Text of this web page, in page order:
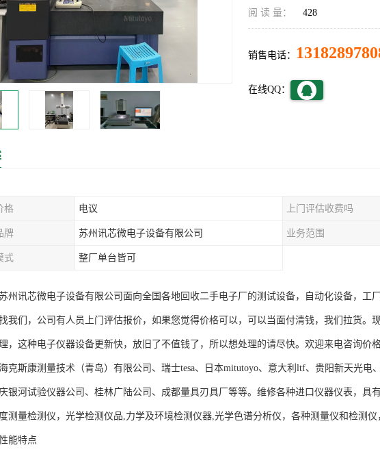
阅 读 量： 428
销售电话：
在线QQ：
格 电议 上门评估收费吗
牌 苏州讯芯微电子设备有限公司 业务范围
式 整厂单台皆可
州讯芯微电子设备有限公司面向全国各地回收二手电子厂的测试设备，自动化设备，工
我们，公司有人员上门评估报价，如果您觉得价格可以，可以当面付清钱，我们拉货。
，这种电子仪器设备更新快，放旧了不值钱了，所以想处理的请尽快。欢迎来电咨询价
克斯康测量技术（青岛）有限公司、瑞士tesa、日本mitutoyo、意大利ltf、贵阳新天光电
庆银河试验仪器公司、桂林广陆公司、成都量具刃具厂等等。维修各种进口仪器仪表，具
度测量检测仪，光学检测仪品,力学及环境检测仪器,光学色谱分析仪，各种测量仪和检测仪
能特点